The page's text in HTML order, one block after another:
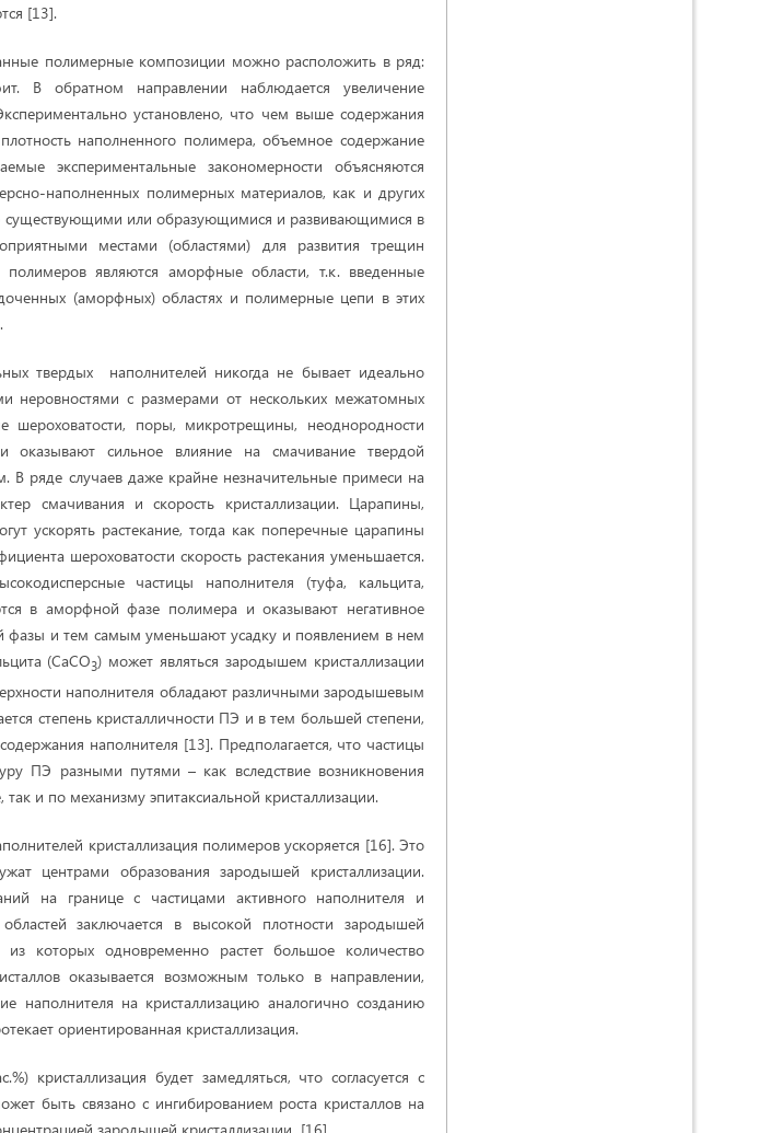
[13].
полимерные композиции можно расположить в ряд:
В обратном направлении наблюдается увеличение
установлено, что чем выше содержания
наполненного полимера, объемное содержание
экспериментальные закономерности объясняются
наполненных полимерных материалов, как и других
существующими или образующимися и развивающимися в
местами (областями) для развития трещин
являются аморфные области, т.к. введенные
(аморфных) областях и полимерные цепи в этих
твердых наполнителей никогда не бывает идеально
неровностями с размерами от нескольких межатомных
шероховатости, поры, микротрещины, неоднородности
оказывают сильное влияние на смачивание твердой
В ряде случаев даже крайне незначительные примеси на
смачивания и скорость кристаллизации. Царапины,
ускорять растекание, тогда как поперечные царапины
шероховатости скорость растекания уменьшается.
частицы наполнителя (туфа, кальцита,
в аморфной фазе полимера и оказывают негативное
фазы и тем самым уменьшают усадку и появлением в нем
(CaCO3) может являться зародышем кристаллизации
наполнителя обладают различными зародышевым
степень кристалличности ПЭ и в тем большей степени,
наполнителя [13]. Предполагается, что частицы
ПЭ разными путями – как вследствие возникновения
и по механизму эпитаксиальной кристаллизации.
кристаллизация полимеров ускоряется [16]. Это
центрами образования зародышей кристаллизации.
на границе с частицами активного наполнителя и
заключается в высокой плотности зародышей
которых одновременно растет большое количество
оказывается возможным только в направлении,
наполнителя на кристаллизацию аналогично созданию
ориентированная кристаллизация.
кристаллизация будет замедляться, что согласуется с
быть связано с ингибированием роста кристаллов на